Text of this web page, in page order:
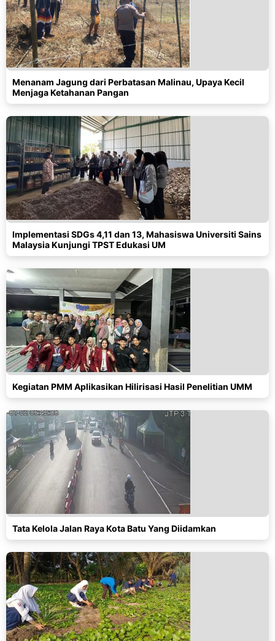
Menanam Jagung dari Perbatasan Malinau, Upaya Kecil
Menjaga Ketahanan Pangan
Implementasi SDGs 4,11 dan 13, Mahasiswa Universiti Sains
Malaysia Kunjungi TPST Edukasi UM
Kegiatan PMM Aplikasikan Hilirisasi Hasil Penelitian UMM
Tata Kelola Jalan Raya Kota Batu Yang Diidamkan